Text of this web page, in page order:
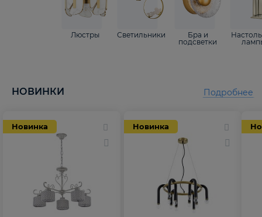
Люстры Светильники
Бра и
подсветки
НОВИНКИ
Новинка Новинка
Подробнее